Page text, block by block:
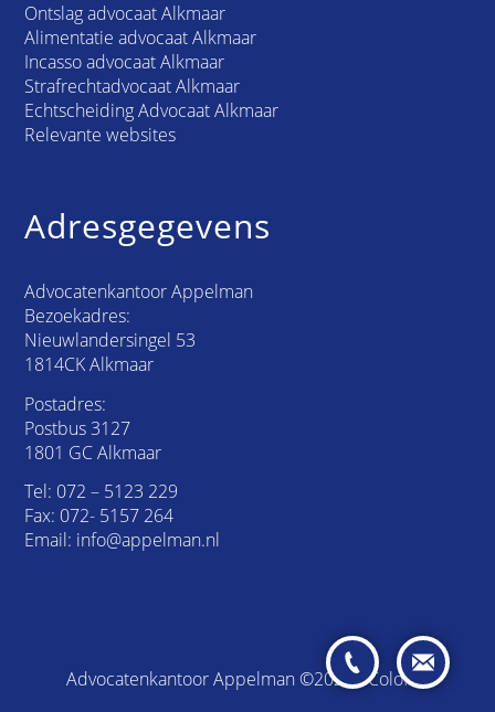
Ontslag advocaat Alkmaar
Alimentatie advocaat Alkmaar
Incasso advocaat Alkmaar
Strafrechtadvocaat Alkmaar
Echtscheiding Advocaat Alkmaar
Relevante websites
Adresgegevens
Advocatenkantoor Appelman
Bezoekadres:
Nieuwlandersingel 53
1814CK Alkmaar
Postadres:
Postbus 3127
1801 GC Alkmaar
Tel: 072 – 5123 229
Fax: 072- 5157 264
Email: info@appelman.nl
Advocatenkantoor Appelman ©2026 /Colofon